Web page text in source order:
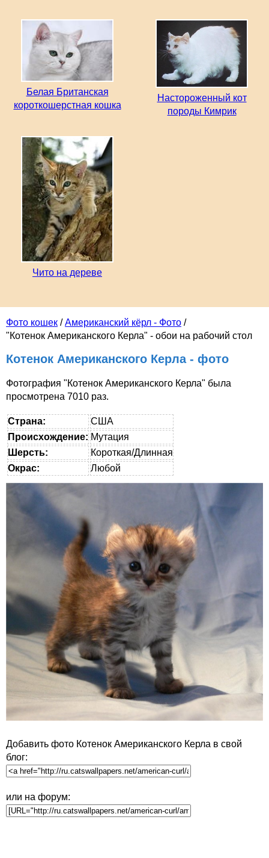
Фото кошек /Американский кёрл - Фото /
"Котенок Американского Керла" - обои на рабочий стол
Котенок Американского Керла - фото
Фотография "Котенок Американского Керла" была
просмотрена 7010 раз.
Страна:
США
Происхождение: Мутация
Шерсть:
Короткая/Длинная
Окрас:
Любой
Добавить фото Котенок Американского Керла в свой
блог:
или на форум:
Белая Британская
короткошерстная кошка
Настороженный кот
породы Кимрик
Чито на дереве